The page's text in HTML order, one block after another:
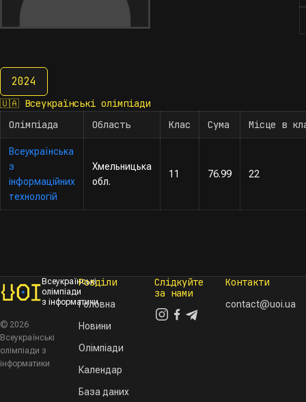
2024
2024
🇺🇦 Всеукраїнські олімпіади
Олімпіада
Область Клас Сума Місце в
Всеукраїнська
з
інформаційних
технологій
Хмельницька
обл.
11 76.99 22
Всеукраїнські
олімпіади
з інформатики
© 2026
Всеукраїнські
олімпіади з
інформатики
Розділи
Головна
Новини
Олімпіади
Календар
База даних
Слідкуйте
за нами
Контакти
contact@uoi.ua